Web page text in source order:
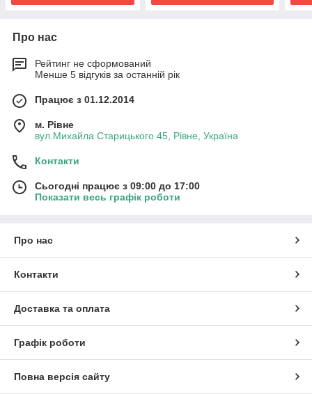
Про нас
Рейтинг не сформований
Менше 5 відгуків за останній рік
Працює з 01.12.2014
м. Рівне
вул.Михайла Старицького 45, Рівне, Україна
Контакти
Сьогодні працює з 09:00 до 17:00
Показати весь графік роботи
Про нас
Контакти
Доставка та оплата
Графік роботи
Повна версія сайту